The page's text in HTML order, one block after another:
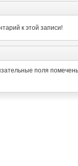
к этой записи!
поля